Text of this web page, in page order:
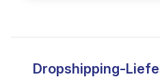
Dropshipping-